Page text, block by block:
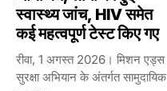
स्वास्थ्य जांच, HIV समेत
कई महत्वपूर्ण टेस्ट किए गए
रीवा, 1 अगस्त 2026। मिशन एड्स
सुरक्षा अभियान के अंतर्गत सामुदायिक